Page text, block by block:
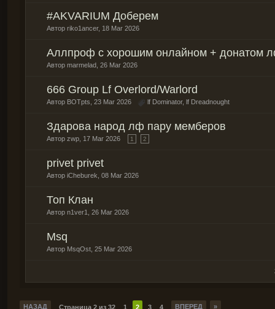
#AKVARIUM Доберем
Автор riko1ancer, 18 Mar 2026
Аллпроф с хорошим онлайном + донатом
Автор marmelad 26 Mar 2026
666 Group Lf Overlord/Warlord
Автор BOTpts 23 Mar 2026 lf Dominator, lf Dreadnought
Здарова народ лф пару мемберов
Автор zwp 17 Mar 2026 1 2
privet privet
Автор iCheburek 08 Mar 2026
Топ Клан
Автор n1ver1 26 Mar 2026
Msq
Автор MsqOst 25 Mar 2026
НАЗАД Страница 2 из 32 1 2 3 4 ВПЕРЕД »